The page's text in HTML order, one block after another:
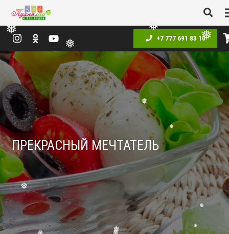
❅
❅
❅
❅
❅
❅
❅
❅
❅ ❅
+7 777 691 83 10
ПРЕКРАСНЫЙ МЕЧТАТЕЛЬ